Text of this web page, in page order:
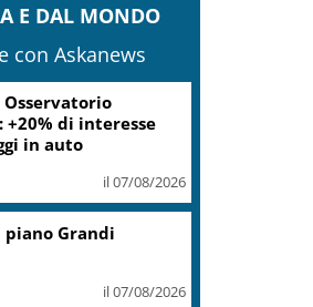
E DAL MONDO
con Askanews
che richiama
per Friuli continua
il 07/08/2026